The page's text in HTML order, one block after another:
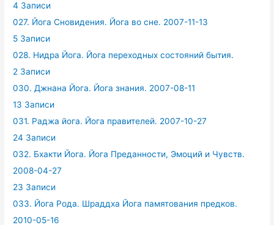
4 Записи
027. Йога Сновидения. Йога во сне. 2007-11-13
5 Записи
028. Нидра Йога. Йога переходных состояний бытия.
2 Записи
030. Джнана Йога. Йога знания. 2007-08-11
13 Записи
031. Раджа йога. Йога правителей. 2007-10-27
24 Записи
032. Бхакти Йога. Йога Преданности, Эмоций и Чувств.
2008-04-27
23 Записи
033. Йога Рода. Шраддха Йога памятования предков.
2010-05-16